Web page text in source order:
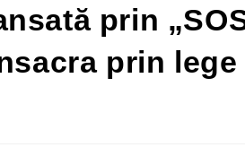
prin
prin lege